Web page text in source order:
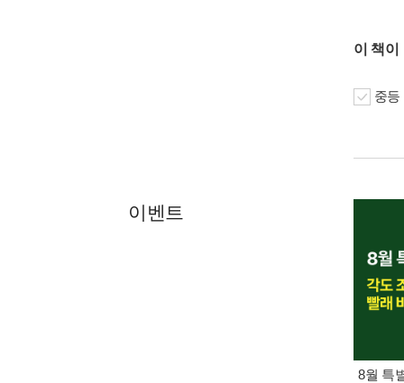
이 책이
중
이벤트
8월 특